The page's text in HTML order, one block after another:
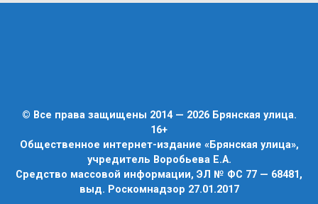
© Все права защищены 2014 — 2026 Брянская улица.
16+
Общественное интернет-издание «Брянская улица»,
учредитель Воробьева Е.А.
Средство массовой информации, ЭЛ № ФС 77 — 68481,
выд. Роскомнадзор 27.01.2017